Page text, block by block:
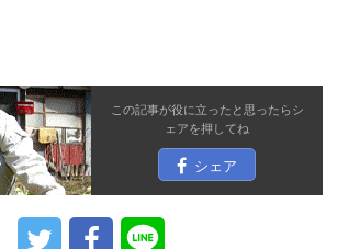
この記事が役に立ったと思ったらシ
ェアを押してね
シェア